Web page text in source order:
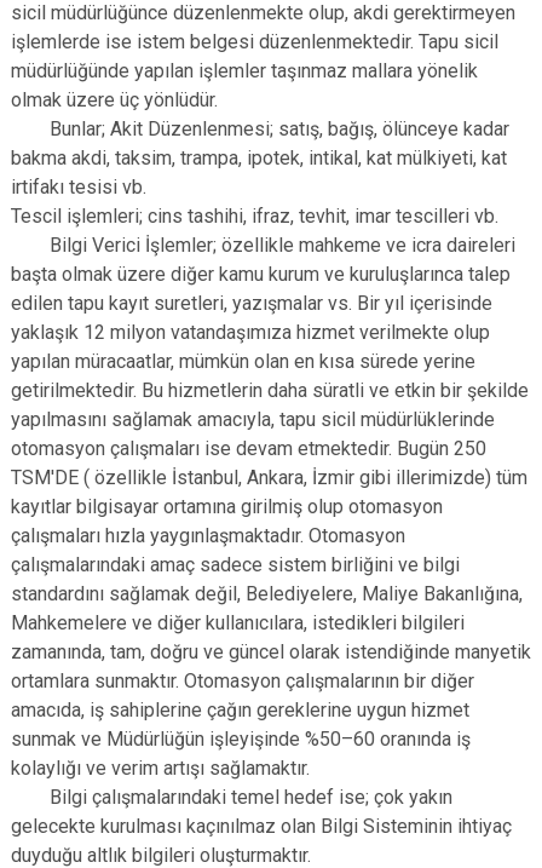
sicil müdürlüğünce düzenlenmekte olup, akdi gerektirmeyen
işlemlerde ise istem belgesi düzenlenmektedir. Tapu sicil
müdürlüğünde yapılan işlemler taşınmaz mallara yönelik
olmak üzere üç yönlüdür.
Bunlar; Akit Düzenlenmesi; satış, bağış, ölünceye kadar
bakma akdi, taksim, trampa, ipotek, intikal, kat mülkiyeti, kat
irtifakı tesisi vb.
Tescil işlemleri; cins tashihi, ifraz, tevhit, imar tescilleri vb.
Bilgi Verici İşlemler; özellikle mahkeme ve icra daireleri
başta olmak üzere diğer kamu kurum ve kuruluşlarınca talep
edilen tapu kayıt suretleri, yazışmalar vs. Bir yıl içerisinde
yaklaşık 12 milyon vatandaşımıza hizmet verilmekte olup
yapılan müracaatlar, mümkün olan en kısa sürede yerine
getirilmektedir. Bu hizmetlerin daha süratli ve etkin bir şekilde
yapılmasını sağlamak amacıyla, tapu sicil müdürlüklerinde
otomasyon çalışmaları ise devam etmektedir. Bugün 250
TSM'DE ( özellikle İstanbul, Ankara, İzmir gibi illerimizde) tüm
kayıtlar bilgisayar ortamına girilmiş olup otomasyon
çalışmaları hızla yaygınlaşmaktadır. Otomasyon
çalışmalarındaki amaç sadece sistem birliğini ve bilgi
standardını sağlamak değil, Belediyelere, Maliye Bakanlığına,
Mahkemelere ve diğer kullanıcılara, istedikleri bilgileri
zamanında, tam, doğru ve güncel olarak istendiğinde manyetik
ortamlara sunmaktır. Otomasyon çalışmalarının bir diğer
amacıda, iş sahiplerine çağın gereklerine uygun hizmet
sunmak ve Müdürlüğün işleyişinde %50–60 oranında iş
kolaylığı ve verim artışı sağlamaktır.
Bilgi çalışmalarındaki temel hedef ise; çok yakın
gelecekte kurulması kaçınılmaz olan Bilgi Sisteminin ihtiyaç
duyduğu altlık bilgileri oluşturmaktır.